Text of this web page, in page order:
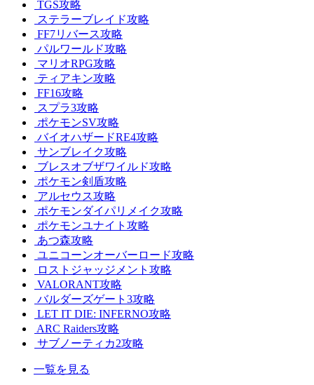
TGS攻略
ステラーブレイド攻略
FF7リバース攻略
パルワールド攻略
マリオRPG攻略
ティアキン攻略
FF16攻略
スプラ3攻略
ポケモンSV攻略
バイオハザードRE4攻略
サンブレイク攻略
ブレスオブザワイルド攻略
ポケモン剣盾攻略
アルセウス攻略
ポケモンダイパリメイク攻略
ポケモンユナイト攻略
あつ森攻略
ユニコーンオーバーロード攻略
ロストジャッジメント攻略
VALORANT攻略
バルダーズゲート3攻略
LET IT DIE: INFERNO攻略
ARC Raiders攻略
サブノーティカ2攻略
一覧を見る